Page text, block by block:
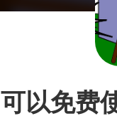
可以免费